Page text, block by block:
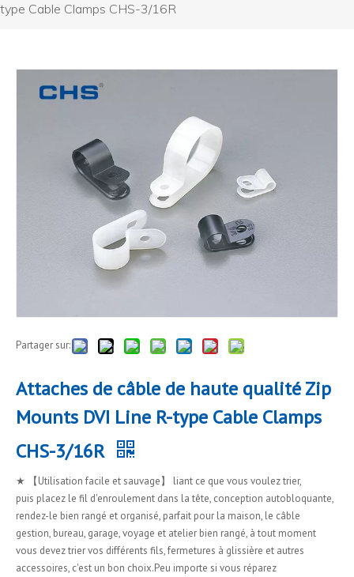
type Cable Clamps CHS-3/16R
Partager sur:
Attaches de câble de haute qualité Zip
Mounts DVI Line R-type Cable Clamps
CHS-3/16R
★ 【Utilisation facile et sauvage】 liant ce que vous voulez trier,
puis placez le fil d'enroulement dans la tête, conception autobloquante,
rendez-le bien rangé et organisé, parfait pour la maison, le câble
gestion, bureau, garage, voyage et atelier bien rangé, à tout moment
vous devez trier vos différents fils, fermetures à glissière et autres
accessoires, c'est un bon choix.Peu importe si vous réparez